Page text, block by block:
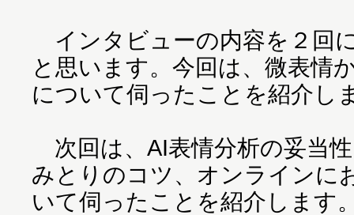
インタビューの内容を２回
と思います。今回は、微表情
について伺ったことを紹介し
次回は、AI表情分析の妥当
みとりのコツ、オンラインに
いて伺ったことを紹介します